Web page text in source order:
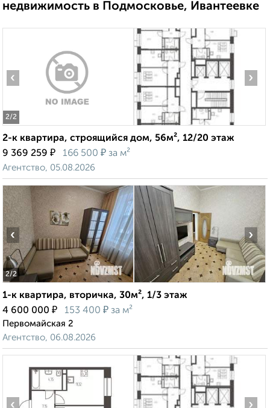
недвижимость в Подмосковье, Ивантеевке
2/2
‹ ›
2-к квартира, строящийся дом, 56м², 12/20 этаж
9 369 259 ₽ 166 500 ₽ за м²
Агентство, 05.08.2026
2/2
‹ ›
1-к квартира, вторичка, 30м², 1/3 этаж
4 600 000 ₽ 153 400 ₽ за м²
Первомайская 2
Агентство, 06.08.2026
‹ ›